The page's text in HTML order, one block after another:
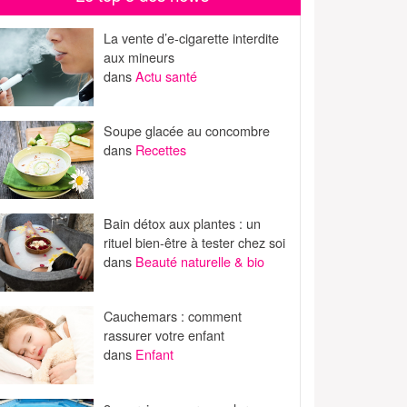
La vente d’e-cigarette interdite
aux mineurs
dansActu santé
Soupe glacée au concombre
dans Recettes
Bain détox aux plantes : un
rituel bien-être à tester chez soi
dans Beauté naturelle & bio
Cauchemars : comment
rassurer votre enfant
dans Enfant